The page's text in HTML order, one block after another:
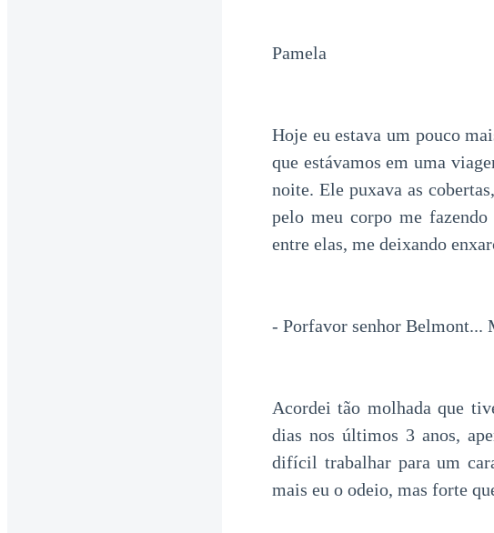
Pamela
Hoje eu estava um pouco
que estávamos em uma
noite. Ele puxava as
pelo meu corpo me
entre elas, me deixando
- Porfavor senhor Belmont...
Acordei tão molhada que
dias nos últimos 3 anos,
difícil trabalhar para um
mais eu o odeio, mas forte